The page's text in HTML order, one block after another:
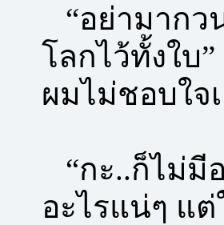
“อย่ามากว
โลกไว้ทั้งใบ
ผมไม่ชอบใจ
“กะ..ก็ไม่มี
อะไรแน่ๆ แ